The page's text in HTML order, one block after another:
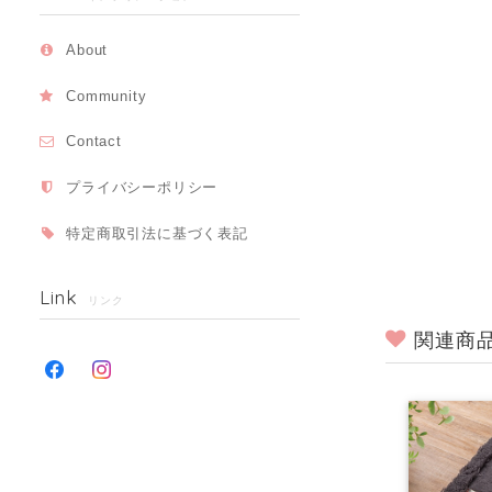
About
Community
Contact
プライバシーポリシー
特定商取引法に基づく表記
Link リンク
関連商